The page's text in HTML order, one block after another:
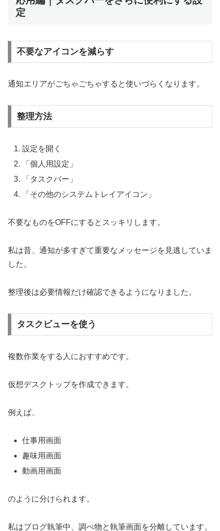
定
不要なアイコンを減らす
通知エリアがごちゃごちゃすると使いづらくなります。
整理方法
設定を開く
「個人用設定」
「タスクバー」
「その他のシステムトレイアイコン」
不要なものをOFFにするとスッキリします。
私は昔、通知が多すぎて重要なメッセージを見逃していま
した。
整理後は必要情報だけ確認できるようになりました。
タスクビューを使う
複数作業をする人におすすめです。
仮想デスクトップを作成できます。
例えば、
仕事用画面
趣味用画面
動画用画面
のように分けられます。
私はブログ執筆中、調べ物と執筆画面を分離しています。